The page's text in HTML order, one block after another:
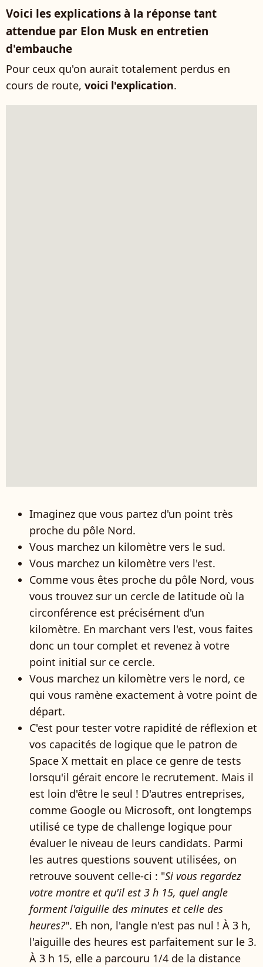
Voici les explications à la réponse tant
attendue par Elon Musk en entretien
d'embauche
Pour ceux qu'on aurait totalement perdus en
cours de route, voici l'explication.
Imaginez que vous partez d'un point très
proche du pôle Nord.
Vous marchez un kilomètre vers le sud.
Vous marchez un kilomètre vers l'est.
Comme vous êtes proche du pôle Nord, vous
vous trouvez sur un cercle de latitude où la
circonférence est précisément d'un
kilomètre. En marchant vers l'est, vous faites
donc un tour complet et revenez à votre
point initial sur ce cercle.
Vous marchez un kilomètre vers le nord, ce
qui vous ramène exactement à votre point de
départ.
C'est pour tester votre rapidité de réflexion et
vos capacités de logique que le patron de
Space X mettait en place ce genre de tests
lorsqu'il gérait encore le recrutement. Mais il
est loin d'être le seul ! D'autres entreprises,
comme Google ou Microsoft, ont longtemps
utilisé ce type de challenge logique pour
évaluer le niveau de leurs candidats. Parmi
les autres questions souvent utilisées, on
retrouve souvent celle-ci : "Si vous regardez
votre montre et qu'il est 3 h 15, quel angle
forment l'aiguille des minutes et celle des
heures?". Eh non, l'angle n'est pas nul ! À 3 h,
l'aiguille des heures est parfaitement sur le 3.
À 3 h 15, elle a parcouru 1/4 de la distance